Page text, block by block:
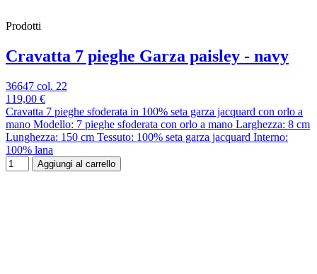
Prodotti
Cravatta 7 pieghe Garza paisley - navy
36647 col. 22
119,00 €
Cravatta 7 pieghe sfoderata in 100% seta garza jacquard con orlo a
mano Modello: 7 pieghe sfoderata con orlo a mano Larghezza: 8 cm
Lunghezza: 150 cm Tessuto: 100% seta garza jacquard Interno:
100% lana
Aggiungi al carrello